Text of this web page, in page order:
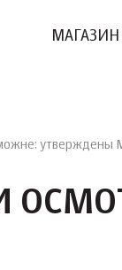
МАГАЗИН
утверждены